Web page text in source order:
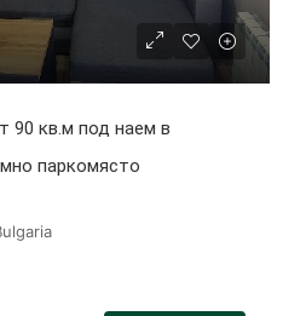
90 кв.м под наем в
паркомясто